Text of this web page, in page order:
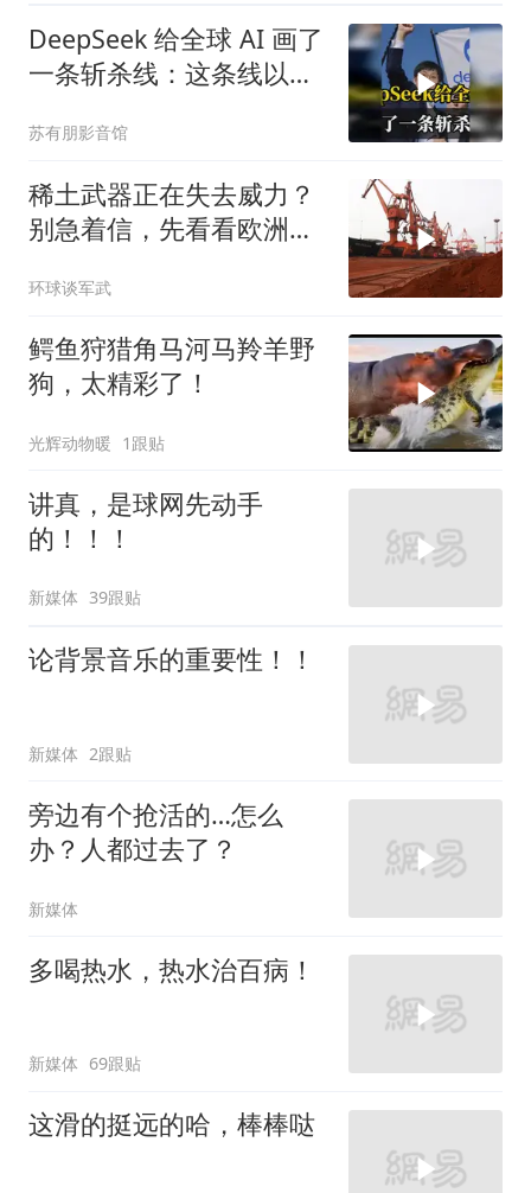
DeepSeek 给全球 AI 画了
一条斩杀线：这条线以下
苏有朋影音馆
稀土武器正在失去威力？
别急着信，先看看欧洲军
环球谈军武
鳄鱼狩猎角马河马羚羊野
狗，太精彩了！
光辉动物暖 1跟贴
讲真，是球网先动手
的！！！
新媒体 39跟贴
论背景音乐的重要性！！
新媒体 2跟贴
旁边有个抢活的…怎么
办？人都过去了？
新媒体
多喝热水，热水治百病！
新媒体 69跟贴
这滑的挺远的哈，棒棒哒